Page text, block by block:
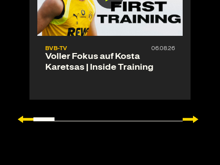
BVB-TV 06.08.26
Voller Fokus auf Kosta
Karetsas | Inside Training